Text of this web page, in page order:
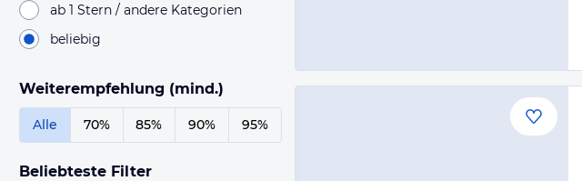
ab 1 Stern / andere Kategorien
beliebig
Weiterempfehlung (mind.)
Alle 70% 85% 90% 95%
Beliebteste Filter